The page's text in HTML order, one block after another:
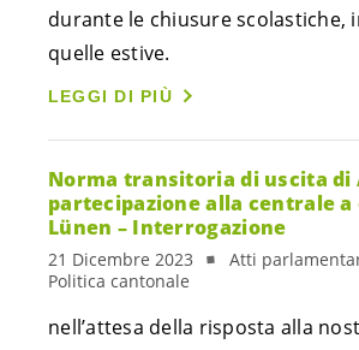
durante le chiusure scolastiche,
quelle estive.
LEGGI DI PIÙ
Norma transitoria di uscita di
partecipazione alla centrale a
Lünen – Interrogazione
21 Dicembre 2023
Atti
Politica cantonale
nell’attesa della risposta alla